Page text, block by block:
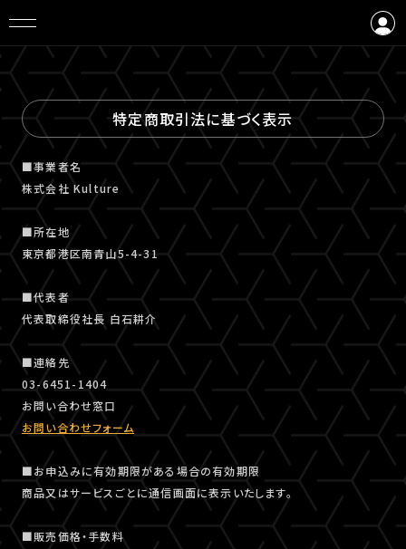
会員登録
特定商取引法に基づく表示
■事業者名
株式会社 Kulture
■所在地
東京都港区南青山5-4-31
■代表者
代表取締役社長 白石耕介
■連絡先
03-6451-1404
お問い合わせ窓口
お問い合わせフォーム
■お申込みに有効期限がある場合の有効期限
商品又はサービスごとに通信画面に表示いたします。
■販売価格・手数料